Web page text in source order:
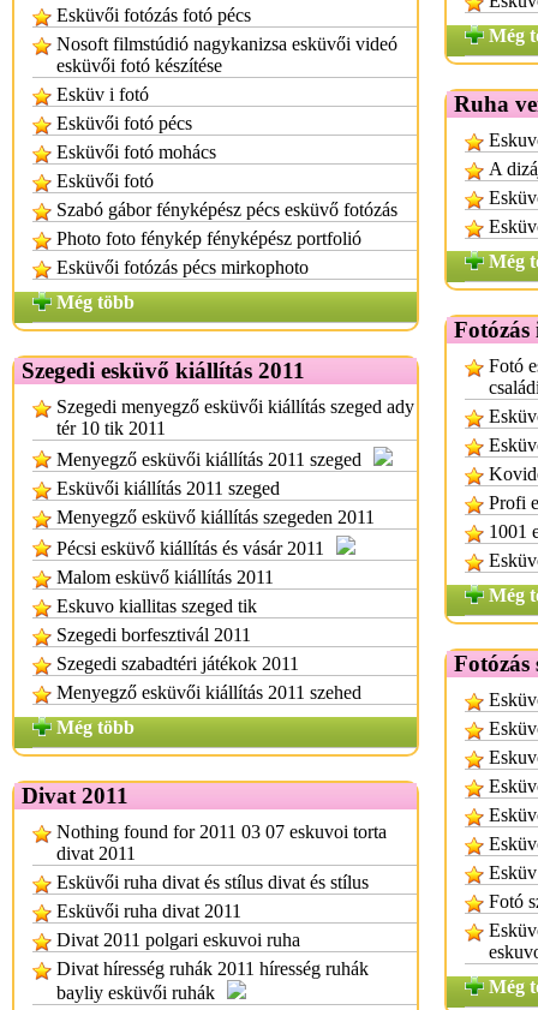
Esküvői fotózás fotó pécs
Nosoft filmstúdió nagykanizsa esküvői videó
esküvői fotó készítése
Esküv i fotó
Esküvői fotó pécs
Esküvői fotó mohács
Esküvői fotó
Szabó gábor fényképész pécs esküvő fotózás
Photo foto fénykép fényképész portfolió
Esküvői fotózás pécs mirkophoto
Még több
Szegedi esküvő kiállítás 2011
Szegedi menyegző esküvői kiállítás szeged ady
tér 10 tik 2011
Menyegző esküvői kiállítás 2011 szeged
Esküvői kiállítás 2011 szeged
Menyegző esküvő kiállítás szegeden 2011
Pécsi esküvő kiállítás és vásár 2011
Malom esküvő kiállítás 2011
Eskuvo kiallitas szeged tik
Szegedi borfesztivál 2011
Szegedi szabadtéri játékok 2011
Menyegző esküvői kiállítás 2011 szehed
Még több
Divat 2011
Nothing found for 2011 03 07 eskuvoi torta
divat 2011
Esküvői ruha divat és stílus divat és stílus
Esküvői ruha divat 2011
Divat 2011 polgari eskuvoi ruha
Divat híresség ruhák 2011 híresség ruhák
bayliy esküvői ruhák
Még
Ruha
A
Még
Fotózás
Fotó
Profi
1001
Még
Fotózás
Fotó
Még